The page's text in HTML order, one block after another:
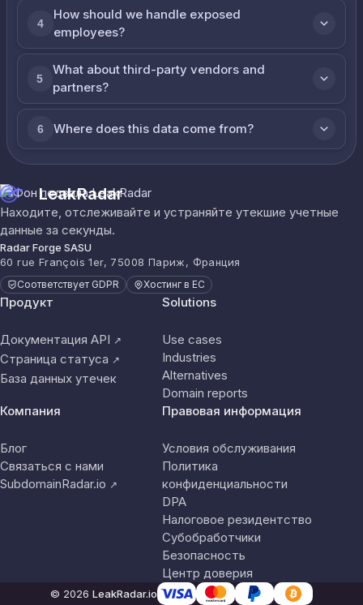
4
How should we handle exposed
employees?
5
What about third-party vendors and
partners?
6 Where does this data come from?
LeakRadar
Находите, отслеживайте и устраняйте утекшие учетные
данные за секунды.
Radar Forge SASU
60 rue François 1er, 75008 Париж, Франция
Соответствует GDPR Хостинг в ЕС
Продукт
Документация API ↗
Страница статуса ↗
База данных утечек
Solutions
Use cases
Industries
Alternatives
Domain reports
Компания
Блог
Связаться с нами
SubdomainRadar.io ↗
Правовая информация
Условия обслуживания
Политика
конфиденциальности
DPA
Налоговое резидентство
Субобработчики
Безопасность
Центр доверия
© 2026 LeakRadar.io